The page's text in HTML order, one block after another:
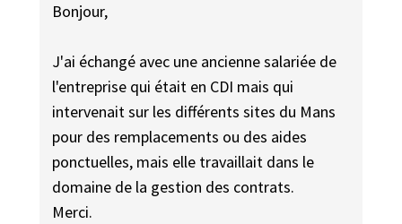
Bonjour,
J'ai échangé avec une ancienne salariée de
l'entreprise qui était en CDI mais qui
intervenait sur les différents sites du Mans
pour des remplacements ou des aides
ponctuelles, mais elle travaillait dans le
domaine de la gestion des contrats.
Merci.